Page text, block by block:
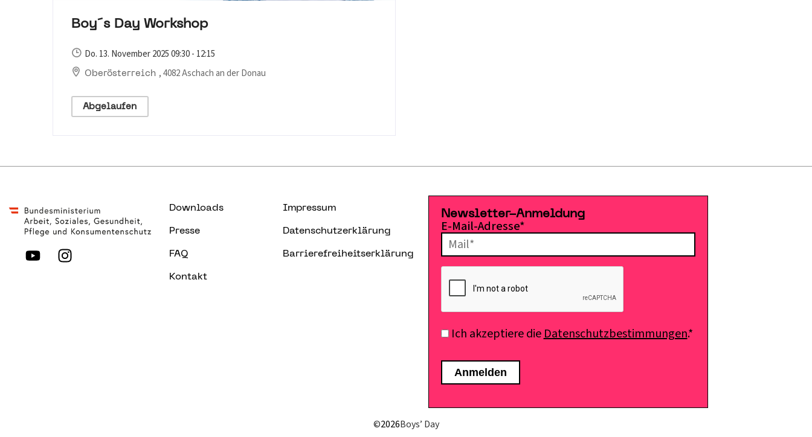
Boy´s Day Workshop
Do. 13. November 2025 09:30 - 12:15
Oberösterreich , 4082 Aschach an der Donau
Abgelaufen
Downloads
Presse
FAQ
Kontakt
Impressum
Datenschutzerklärung
Barrierefreiheitserklärung
Newsletter-Anmeldung
E-Mail-Adresse*
Ich akzeptiere dieDatenschutzbestimmungen.*
©2026Boys’ Day